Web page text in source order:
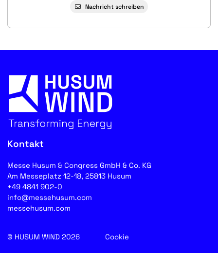
Nachricht schreiben
Kontakt
Messe Husum & Congress GmbH & Co. KG
Am Messeplatz 12-18, 25813 Husum
+49 4841 902-0
info@messehusum.com
messehusum.com
© HUSUM WIND 2026 Cookie